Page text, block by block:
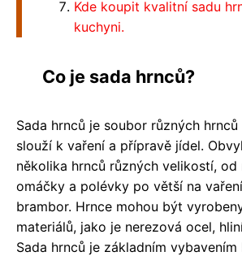
Kde koupit kvalitní sadu
kuchyni.
Co je sada hrnců?
Sada hrnců je soubor různých
slouží k vaření a přípravě jídel.
několika hrnců různých velikostí, od
omáčky a polévky po větší na
brambor. Hrnce mohou být
materiálů, jako je nerezová ocel,
Sada hrnců je základním